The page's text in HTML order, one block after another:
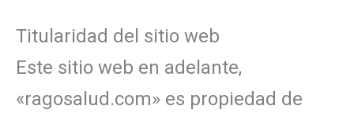
Titularidad del sitio web
Este sitio web en adelante,
«ragosalud.com» es propiedad de